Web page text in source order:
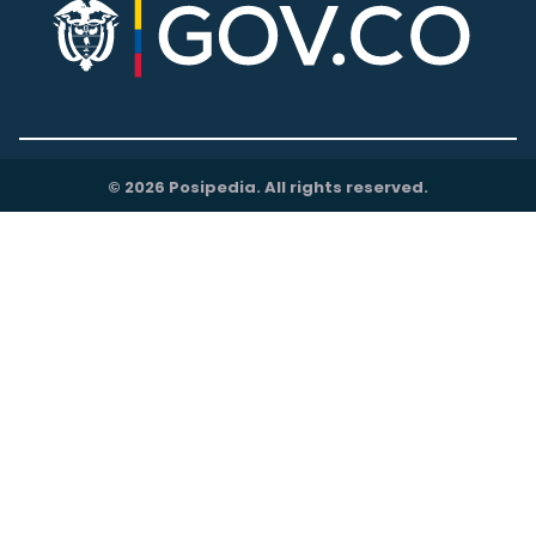
© 2026 Posipedia. All rights reserved.